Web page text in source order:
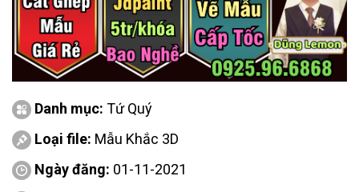
Danh mục: Tứ Quý
Loại file: Mẫu Khắc 3D
Ngày đăng: 01-11-2021